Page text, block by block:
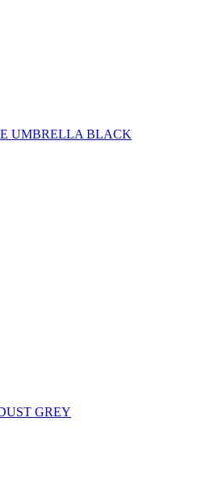
UMBRELLA BLACK
GREY